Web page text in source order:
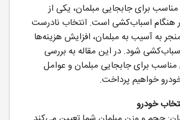
برای جابجایی مبلمان، یکی از
هنگام اسباب‌کشی است. انتخاب نادرست
به آسیب به مبلمان، افزایش هزینه‌ها
شود. در این مقاله به بررسی
مناسب برای جابجایی مبلمان و عوامل
خواهیم پرداخت.
خودرو